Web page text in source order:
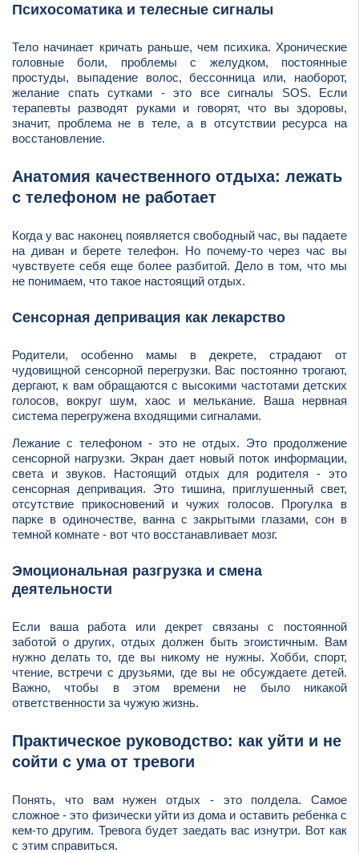
Психосоматика и телесные сигналы
Тело начинает кричать раньше, чем психика. Хронические
головные боли, проблемы с желудком, постоянные
простуды, выпадение волос, бессонница или, наоборот,
желание спать сутками - это все сигналы SOS. Если
терапевты разводят руками и говорят, что вы здоровы,
значит, проблема не в теле, а в отсутствии ресурса на
восстановление.
Анатомия качественного отдыха: лежать
с телефоном не работает
Когда у вас наконец появляется свободный час, вы падаете
на диван и берете телефон. Но почему-то через час вы
чувствуете себя еще более разбитой. Дело в том, что мы
не понимаем, что такое настоящий отдых.
Сенсорная депривация как лекарство
Родители, особенно мамы в декрете, страдают от
чудовищной сенсорной перегрузки. Вас постоянно трогают,
дергают, к вам обращаются с высокими частотами детских
голосов, вокруг шум, хаос и мелькание. Ваша нервная
система перегружена входящими сигналами.
Лежание с телефоном - это не отдых. Это продолжение
сенсорной нагрузки. Экран дает новый поток информации,
света и звуков. Настоящий отдых для родителя - это
сенсорная депривация. Это тишина, приглушенный свет,
отсутствие прикосновений и чужих голосов. Прогулка в
парке в одиночестве, ванна с закрытыми глазами, сон в
темной комнате - вот что восстанавливает мозг.
Эмоциональная разгрузка и смена
деятельности
Если ваша работа или декрет связаны с постоянной
заботой о других, отдых должен быть эгоистичным. Вам
нужно делать то, где вы никому не нужны. Хобби, спорт,
чтение, встречи с друзьями, где вы не обсуждаете детей.
Важно, чтобы в этом времени не было никакой
ответственности за чужую жизнь.
Практическое руководство: как уйти и не
сойти с ума от тревоги
Понять, что вам нужен отдых - это полдела. Самое
сложное - это физически уйти из дома и оставить ребенка с
кем-то другим. Тревога будет заедать вас изнутри. Вот как
с этим справиться.